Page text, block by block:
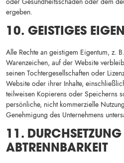
ergeben.
10. GEISTIGES
Alle Rechte an geistigem Eigentum, z.
Warenzeichen, auf der Website
seinen Tochtergesellschaften oder
Website oder ihrer Inhalte,
teilweisen Kopierens oder Speicherns
persönliche, nicht kommerzielle
Genehmigung des Unternehmens
11.
ABTRENNBARKEIT